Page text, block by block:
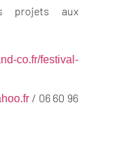
projets aux
co.fr/festival-
/ 06 60 96